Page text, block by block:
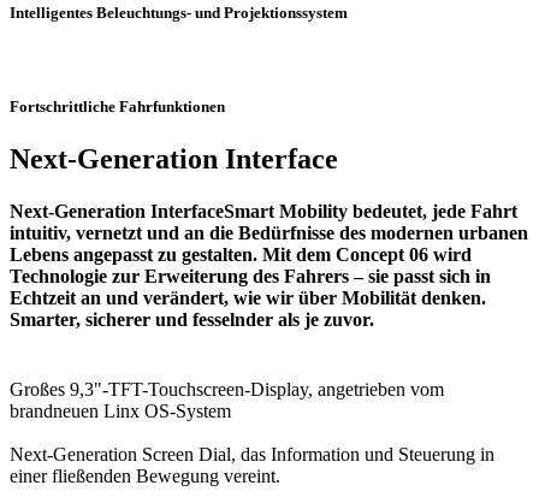
Intelligentes Beleuchtungs- und Projek­tionssystem
Fortschrittliche Fahrfunktionen
Next-Generation Interface
Next-Generation InterfaceSmart Mobility bedeutet, jede Fahrt
intuitiv, vernetzt und an die Bedürfnisse des modernen urbanen
Lebens angepasst zu gestalten. Mit dem Concept 06 wird
Technologie zur Erweiterung des Fahrers – sie passt sich in
Echtzeit an und verändert, wie wir über Mobilität denken.
Smarter, sicherer und fesselnder als je zuvor.
Großes 9,3"-TFT-Touchscreen-Display, angetrieben vom
brandneuen Linx OS-System
Next-Generation Screen Dial, das Information und Steuerung in
einer fließenden Bewegung vereint.